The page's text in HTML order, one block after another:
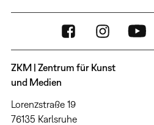
ZKM | Zentrum für Kunst
und Medien
Lorenzstraße 19
76135 Karlsruhe